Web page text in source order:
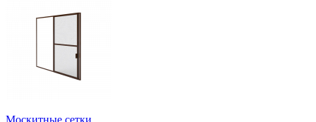
Москитные сетки